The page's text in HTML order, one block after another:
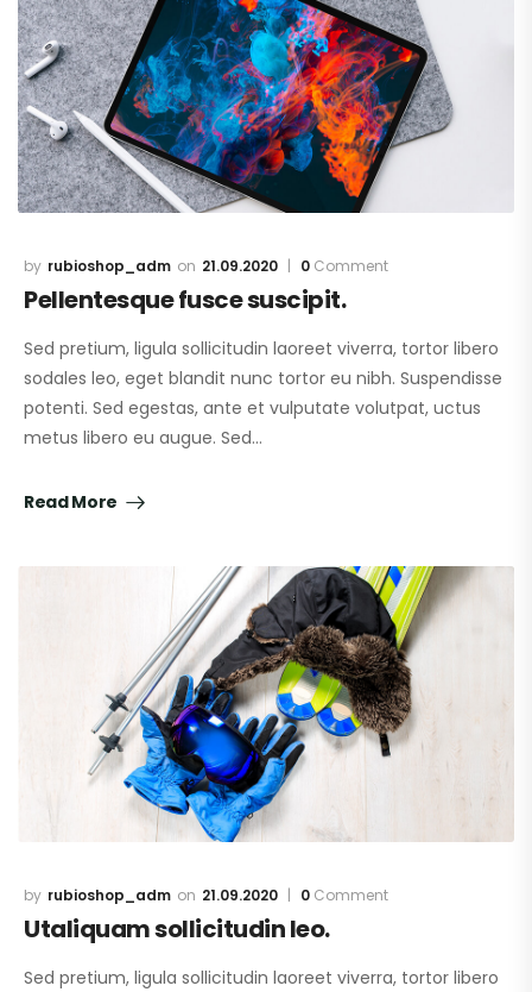
rubioshop_adm 21.09.2020 0 Comment
Pellentesque fusce suscipit.
Sed pretium, ligula sollicitudin laoreet viverra, tortor libero
sodales leo, eget blandit nunc tortor eu nibh. Suspendisse
potenti. Sed egestas, ante et vulputate volutpat, uctus
metus libero eu augue. Sed…
Read More
rubioshop_adm 21.09.2020 0 Comment
Utaliquam sollicitudin leo.
Sed pretium, ligula sollicitudin laoreet viverra, tortor libero